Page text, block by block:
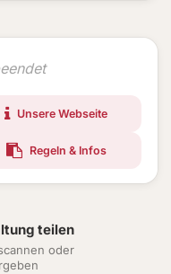
Unsere Webseite
Regeln & Infos
teilen
oder